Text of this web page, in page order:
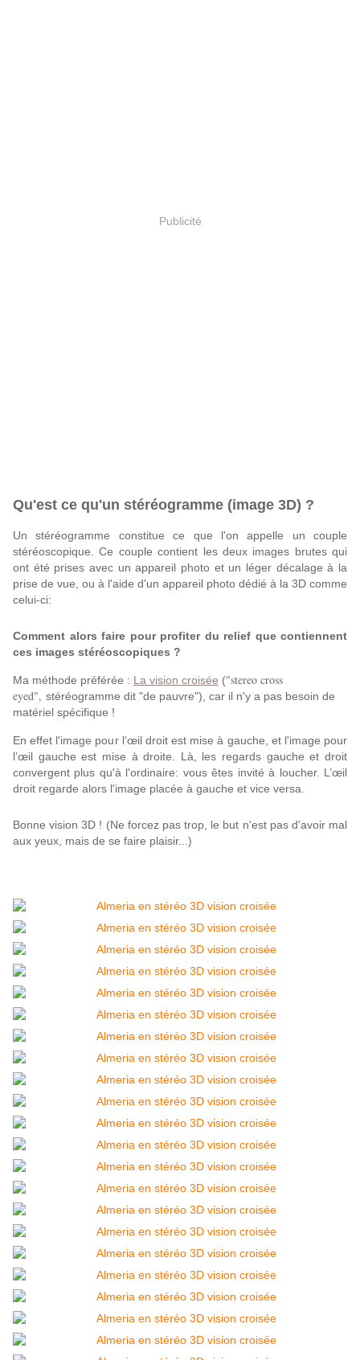
Publicité
Qu'est ce qu'un stéréogramme (image 3D) ?
Un stéréogramme constitue ce que l'on appelle un couple
stéréoscopique. Ce couple contient les deux images brutes qui
ont été prises avec un appareil photo et un léger décalage à la
prise de vue, ou à l'aide d'un appareil photo dédié à la 3D comme
celui-ci:
Comment alors faire pour profiter du relief que contiennent
ces images stéréoscopiques ?
Ma méthode préférée : La vision croisée ("stereo cross
eyed", stéréogramme dit "de pauvre"), car il n'y a pas besoin de
matériel spécifique !
En effet l'image pour l’œil droit est mise à gauche, et l'image pour
l’œil gauche est mise à droite. Là, les regards gauche et droit
convergent plus qu'à l'ordinaire: vous êtes invité à loucher. L’œil
droit regarde alors l'image placée à gauche et vice versa.
Bonne vision 3D ! (Ne forcez pas trop, le but n'est pas d'avoir mal
aux yeux, mais de se faire plaisir...)